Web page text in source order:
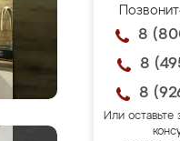
8
8
8
Или оставьте